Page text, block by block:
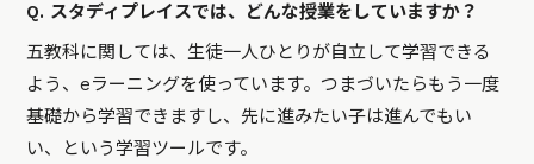
Q. スタディプレイスでは、どんな授業をしていますか？
五教科に関しては、生徒一人ひとりが自立して学習できる
よう、eラーニングを使っています。つまづいたらもう一度
基礎から学習できますし、先に進みたい子は進んでもい
い、という学習ツールです。